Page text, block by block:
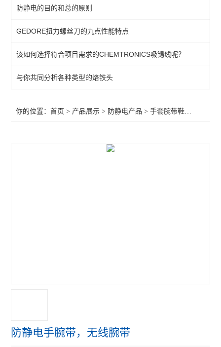
金属刷子
GORDON防静电刷子
防静电工作台
防静电椅子
防静电的目的和总的原则
GEDORE扭力螺丝刀的九点性能特点
该如何选择符合项目需求的CHEMTRONICS吸锡线呢？
与你共同分析各种类型的烙铁头
你的位置：首页 > 产品展示 > 防静电产品 >手套腕带鞋子
防静电手腕带，无线腕带